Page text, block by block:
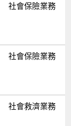
社會保險業務
社會保險業務
社會救濟業務